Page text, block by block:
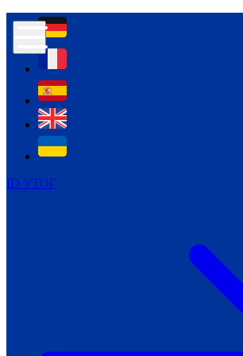
ID УТОГ
Контур психологічної безпеки
челендж
Молодіжний
мова для мене
Репортажі
інклюзивних